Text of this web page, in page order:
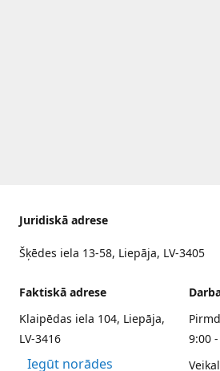
Juridiskā adrese
Šķēdes iela 13-58, Liepāja, LV-3405
Faktiskā adrese
Klaipēdas iela 104, Liepāja,
LV-3416
Iegūt norādes
9:00